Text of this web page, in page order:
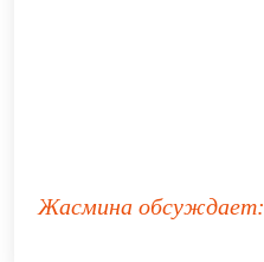
Жасмина обсуждает: